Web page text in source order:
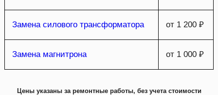
Замена силового трансформатора от 1 200 ₽
Замена магнитрона от 1 000 ₽
Цены указаны за ремонтные работы, без учета стоимости